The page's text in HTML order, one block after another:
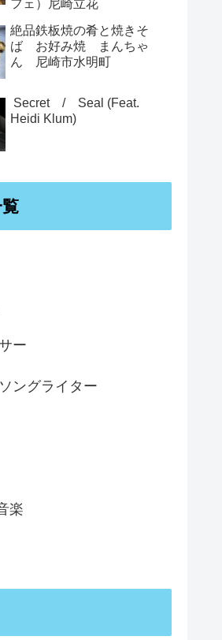
フェ）尼崎立花
絶品鉄板焼の肴と焼きそ
ば お好み焼 まんちゃ
ん 尼崎市水明町
Secret / Seal (Feat.
Heidi Klum)
ー
ングライター
楽